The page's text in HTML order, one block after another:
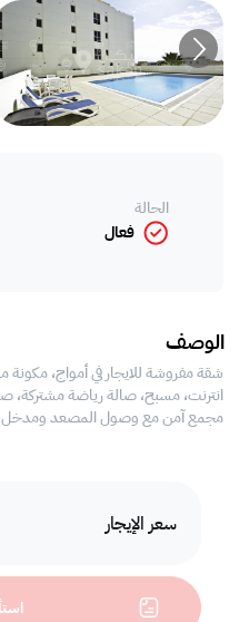
سعر الإيجار
الحالة
فعال
الوصف
انترنت، مسبح، صالة رياضة مشتركة،
مجمع آمن مع وصول المصعد ومدخل